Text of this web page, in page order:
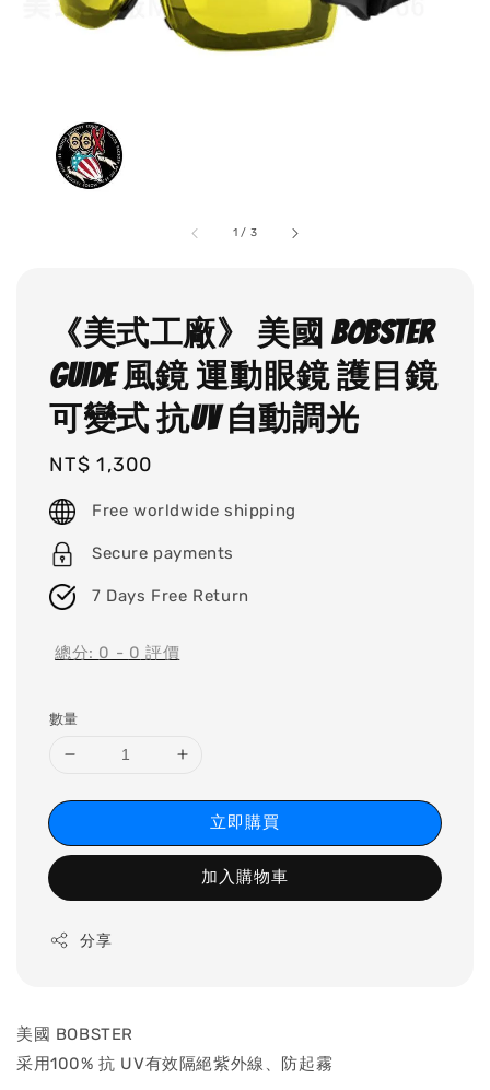
1 / 3
《美式工廠》 美國 BOBSTER
GUIDE 風鏡 運動眼鏡 護目鏡
可變式 抗UV 自動調光
Regular
price
NT$ 1,300
Free worldwide shipping
Secure payments
7 Days Free Return
總分: 0 - 0 評價
數量
立即購買
加入購物車
分享
美國 BOBSTER
采用100% 抗 UV有效隔絕紫外線、防起霧